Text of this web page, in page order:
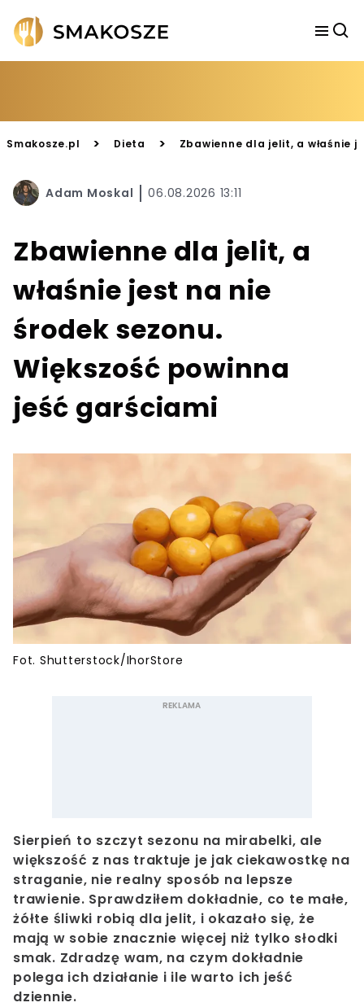
Smakosze.pl > Dieta > Zbawienne dla jelit, a właśnie
Adam Moskal 06.08.2026 13:11
Zbawienne dla jelit, a
właśnie jest na nie
środek sezonu.
Większość powinna
jeść garściami
Fot. Shutterstock/IhorStore
Sierpień to szczyt sezonu na mirabelki, ale
większość z nas traktuje je jak ciekawostkę na
straganie, nie realny sposób na lepsze
trawienie. Sprawdziłem dokładnie, co te małe,
żółte śliwki robią dla jelit, i okazało się, że
mają w sobie znacznie więcej niż tylko słodki
smak. Zdradzę wam, na czym dokładnie
polega ich działanie i ile warto ich jeść
dziennie.